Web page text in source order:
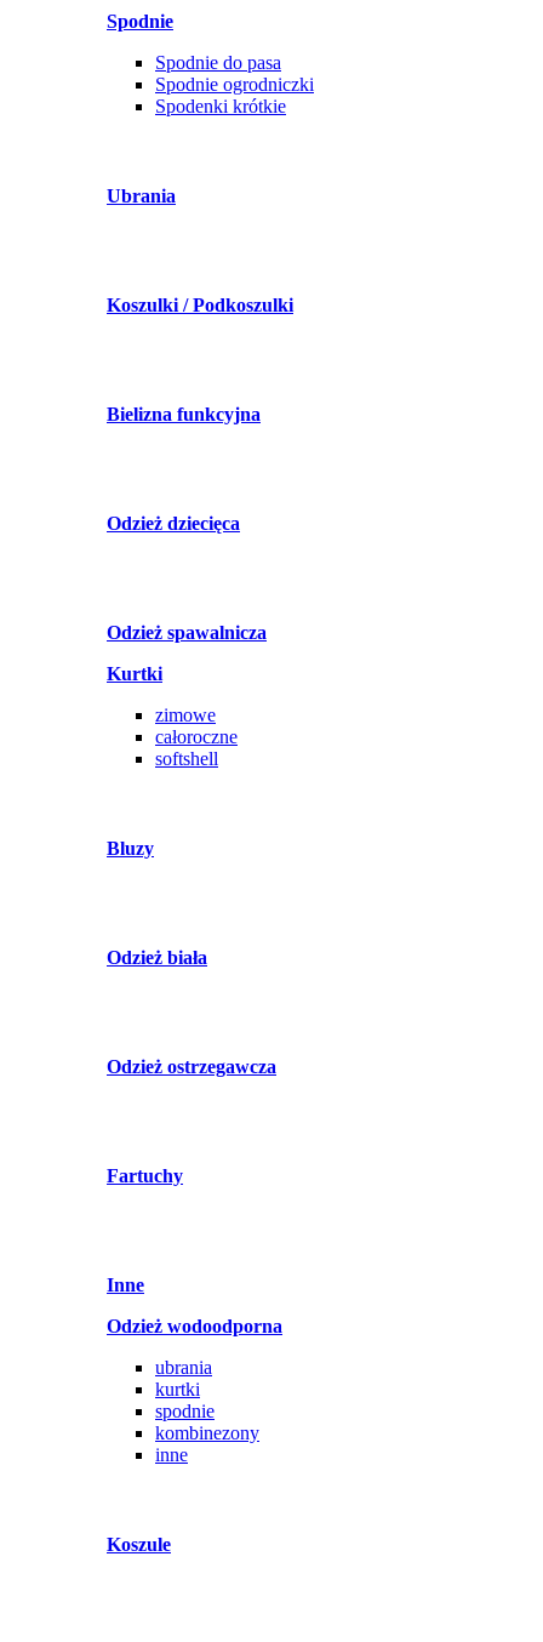
Spodnie
Spodnie do pasa
Spodnie ogrodniczki
Spodenki krótkie
Ubrania
Koszulki / Podkoszulki
Bielizna funkcyjna
Odzież dziecięca
Odzież spawalnicza
Kurtki
zimowe
całoroczne
softshell
Bluzy
Odzież biała
Odzież ostrzegawcza
Fartuchy
Inne
Odzież wodoodporna
ubrania
kurtki
spodnie
kombinezony
inne
Koszule